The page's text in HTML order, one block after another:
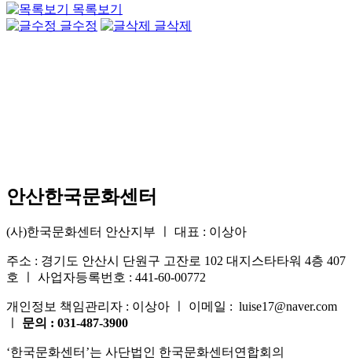
목록보기
글수정
글삭제
안산한국문화센터
(사)한국문화센터 안산지부 ㅣ 대표 : 이상아
주소 : 경기도 안산시 단원구 고잔로 102 대지스타타워 4층 407
호 ㅣ 사업자등록번호 : 441-60-00772
개인정보 책임관리자 : 이상아 ㅣ 이메일 : luise17@naver.com
문의 : 031-487-3900
‘한국문화센터’는 사단법인 한국문화센터연합회의